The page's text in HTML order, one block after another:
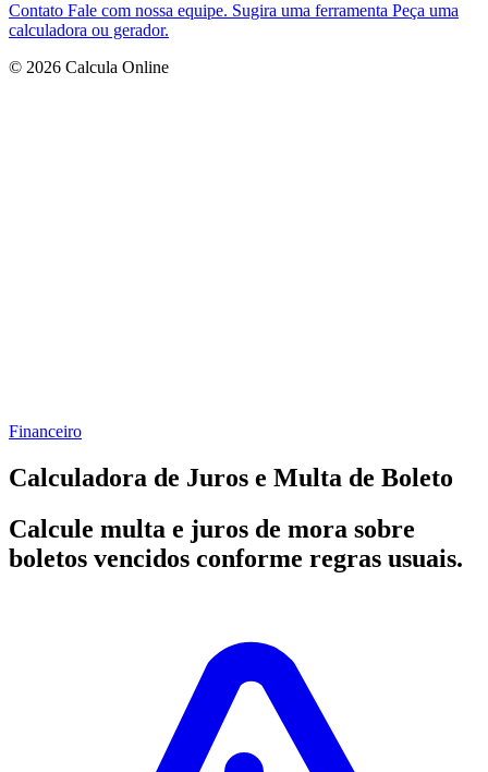
Contato Fale com nossa equipe. Sugira uma ferramenta Peça uma
calculadora ou gerador.
© 2026 Calcula Online
Financeiro
Calculadora de Juros e Multa de Boleto
Calcule multa e juros de mora sobre
boletos vencidos conforme regras usuais.